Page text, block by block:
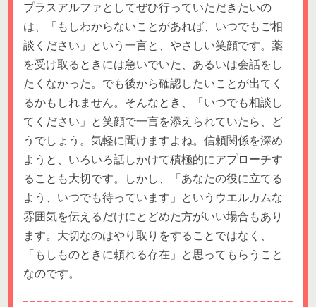
プラスアルファとしてぜひ行っていただきたいの
は、「もしわからないことがあれば、いつでもご相
談ください」という一言と、やさしい笑顔です。薬
を受け取るときには急いでいた、あるいは会話をし
たくなかった。でも後から確認したいことが出てく
るかもしれません。そんなとき、「いつでも相談し
てください」と笑顔で一言を添えられていたら、ど
うでしょう。気軽に聞けますよね。信頼関係を深め
ようと、いろいろ話しかけて積極的にアプローチす
ることも大切です。しかし、「あなたの役に立てる
よう、いつでも待っています」というウエルカムな
雰囲気を伝えるだけにとどめた方がいい場合もあり
ます。大切なのはやり取りをすることではなく、
「もしものときに頼れる存在」と思ってもらうこと
なのです。